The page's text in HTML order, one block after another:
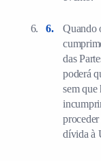
Quando
das
poderá
sem que
dívida à